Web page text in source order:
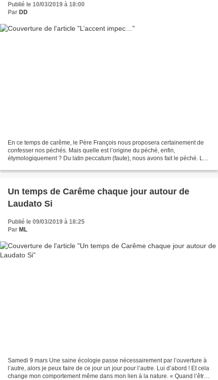
Publié le 10/03/2019 à 18:00
Par DD
En ce temps de carême, le Père François nous proposera certainement de
confesser nos péchés. Mais quelle est l’origine du péché, enfin,
étymologiquement ? Du latin peccatum (faute), nous avons fait le péché. Le
Un temps de Carême chaque jour autour de
Laudato Si
Publié le 09/03/2019 à 18:25
Par ML
Samedi 9 mars Une saine écologie passe nécessairement par l’ouverture à
l’autre, alors je peux faire de ce jour un jour pour l’autre. Lui d’abord ! Et cela
change mon comportement même dans mon lien à la nature. « Quand l’être